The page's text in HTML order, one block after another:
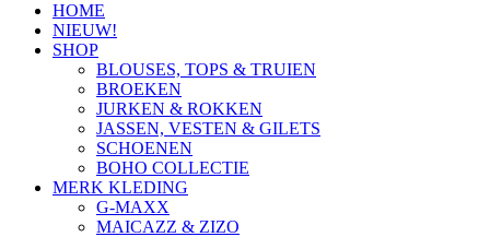
HOME
NIEUW!
SHOP
BLOUSES, TOPS & TRUIEN
BROEKEN
JURKEN & ROKKEN
JASSEN, VESTEN & GILETS
SCHOENEN
BOHO COLLECTIE
MERK KLEDING
G-MAXX
MAICAZZ & ZIZO